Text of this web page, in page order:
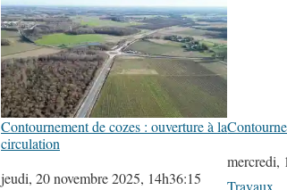
Contournement de cozes : ouverture à la
circulation
Date
jeudi, 20 novembre 2025, 14h36:15
Date
mercredi,